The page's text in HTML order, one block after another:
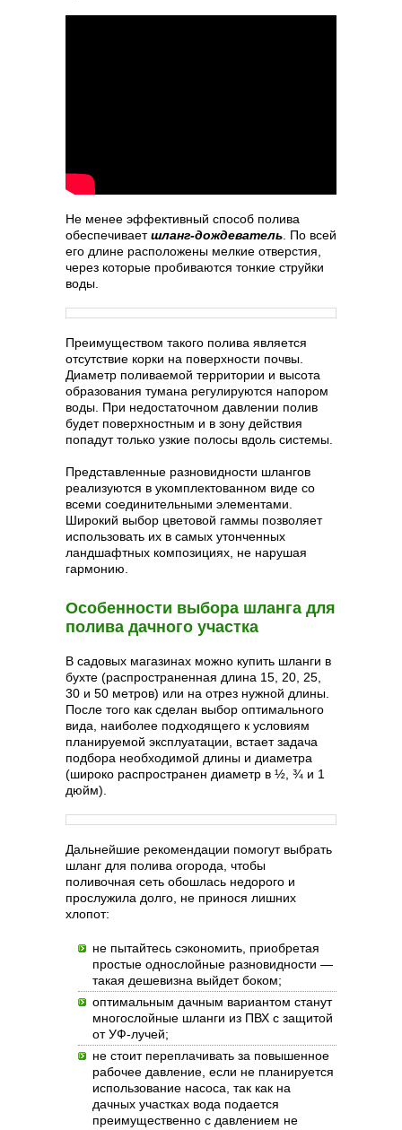
Не менее эффективный способ полива
обеспечиваетшланг-дождеватель . По всей
его длине расположены мелкие отверстия,
через которые пробиваются тонкие струйки
воды.
Преимуществом такого полива является
отсутствие корки на поверхности почвы.
Диаметр поливаемой территории и высота
образования тумана регулируются напором
воды. При недостаточном давлении полив
будет поверхностным и в зону действия
попадут только узкие полосы вдоль системы.
Представленные разновидности шлангов
реализуются в укомплектованном виде со
всеми соединительными элементами.
Широкий выбор цветовой гаммы позволяет
использовать их в самых утонченных
ландшафтных композициях, не нарушая
гармонию.
Особенности выбора шланга для
полива дачного участка
В садовых магазинах можно купить шланги в
бухте (распространенная длина 15, 20, 25,
30 и 50 метров) или на отрез нужной длины.
После того как сделан выбор оптимального
вида, наиболее подходящего к условиям
планируемой эксплуатации, встает задача
подбора необходимой длины и диаметра
(широко распространен диаметр в ½, ¾ и 1
дюйм).
Дальнейшие рекомендации помогут выбрать
шланг для полива огорода, чтобы
поливочная сеть обошлась недорого и
прослужила долго, не принося лишних
хлопот:
не пытайтесь сэкономить, приобретая
простые однослойные разновидности —
такая дешевизна выйдет боком;
оптимальным дачным вариантом станут
многослойные шланги из ПВХ с защитой
от УФ-лучей;
не стоит переплачивать за повышенное
рабочее давление, если не планируется
использование насоса, так как на
дачных участках вода подается
преимущественно с давлением не